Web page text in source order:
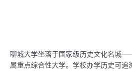
聊城大学坐落于国家级历史文化名城
属重点综合性大学。学校办学历史可追